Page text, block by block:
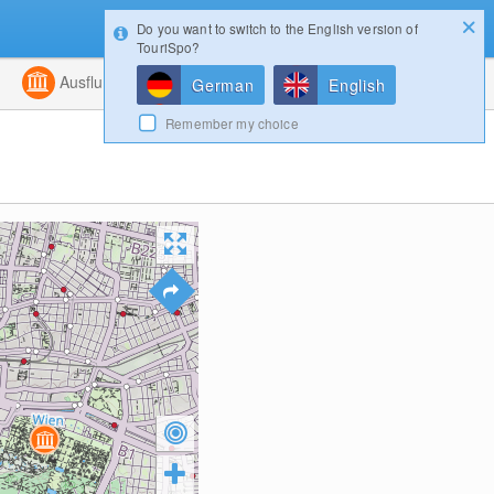
Kombiniert
Ausflugsziele Magazin
Login
Do you want to switch to the English version of
TouriSpo?
German English
Remember my choice
Konfigurator Gewinnspiele